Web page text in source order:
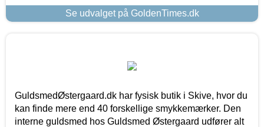
Se udvalget på GoldenTimes.dk
GuldsmedØstergaard.dk har fysisk butik i Skive, hvor du
kan finde mere end 40 forskellige smykkemærker. Den
interne guldsmed hos Guldsmed Østergaard udfører alt